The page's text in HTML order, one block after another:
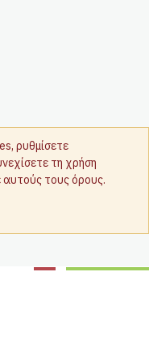
ρυθμίσετε
τη χρήση
τους όρους.